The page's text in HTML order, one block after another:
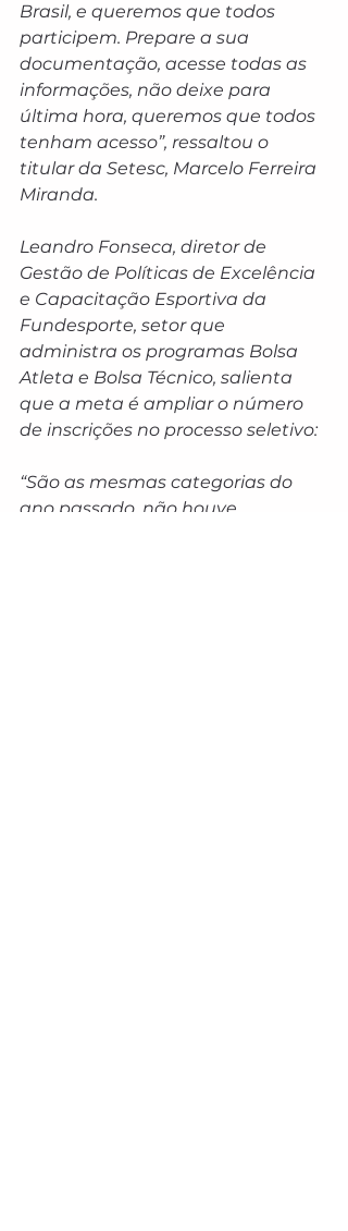
Brasil, e queremos que todos
participem. Prepare a sua
documentação, acesse todas as
informações, não deixe para
última hora, queremos que todos
tenham acesso”, ressaltou o
titular da Setesc, Marcelo Ferreira
Miranda.
Leandro Fonseca, diretor de
Gestão de Políticas de Excelência
e Capacitação Esportiva da
Fundesporte, setor que
administra os programas Bolsa
Atleta e Bolsa Técnico, salienta
que a meta é ampliar o número
de inscrições no processo seletivo:
“São as mesmas categorias do
ano passado, não houve